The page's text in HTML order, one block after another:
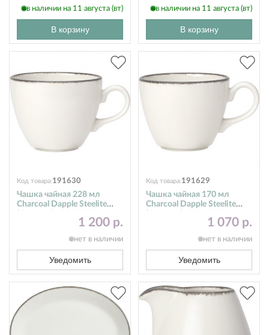
в наличии на 11 августа (вт)
В корзину
в наличии на 11 августа (вт)
В корзину
Код товара:191630
Чашка чайная 228 мл
Charcoal Dapple Steelite
1 200 р.
нет в наличии
Уведомить
Код товара:191629
Чашка чайная 170 мл
Charcoal Dapple Steelite
1 070 р.
нет в наличии
Уведомить